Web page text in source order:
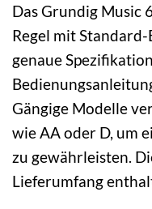
Das Grundig Music
Regel mit
genaue
Gängige Modelle
wie AA oder D, um
zu gewährleisten.
Lieferumfang